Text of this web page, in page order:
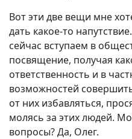
Вот эти две вещи мне
дать какое-то
сейчас вступаем в
посвящение, получая
ответственность и в
возможностей
от них избавляться,
молясь за этих людей.
вопросы? Да, Олег.